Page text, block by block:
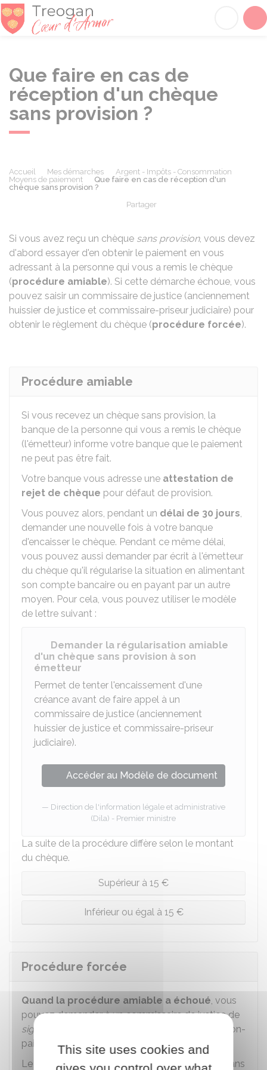
Que faire en cas de
réception d'un chèque
sans provision ?
Accueil Mes démarches
Argent - Impôts - Consommation
Moyens de paiement
Que faire en cas de réception d'un
chèque sans provision ?
Partager
Si vous avez reçu un chèque sans provision, vous devez
d'abord essayer d'en obtenir le paiement en vous
adressant à la personne qui vous a remis le chèque
(procédure amiable). Si cette démarche échoue, vous
pouvez saisir un commissaire de justice (anciennement
huissier de justice et commissaire-priseur judiciaire) pour
obtenir le règlement du chèque (procédure forcée).
Procédure amiable
Si vous recevez un chèque sans provision, la
banque de la personne qui vous a remis le chèque
(l'émetteur) informe votre banque que le paiement
ne peut pas être fait.
Votre banque vous adresse une attestation de
rejet de chèque pour défaut de provision.
Vous pouvez alors, pendant un délai de 30 jours,
demander une nouvelle fois à votre banque
d'encaisser le chèque. Pendant ce même délai,
vous pouvez aussi demander par écrit à l'émetteur
du chèque qu'il régularise la situation en alimentant
son compte bancaire ou en payant par un autre
moyen. Pour cela, vous pouvez utiliser le modèle
de lettre suivant :
Demander la régularisation amiable
d'un chèque sans provision à son
émetteur
Permet de tenter l'encaissement d'une
créance avant de faire appel à un
commissaire de justice (anciennement
huissier de justice et commissaire-priseur
judiciaire).
Accéder au Modèle de document
Direction de l'information légale et administrative
(Dila) - Premier ministre
La suite de la procédure diffère selon le montant
du chèque.
Supérieur à 15 €
Inférieur ou égal à 15 €
Procédure forcée
Quand la procédure amiable a échoué, vous
pouvez demander à un commissaire de justice de
signifier
à l'émetteur du chèque le certificat de non-
paiement.
Le débiteur est alors obligé de régler sa dette dans
This site uses cookies and